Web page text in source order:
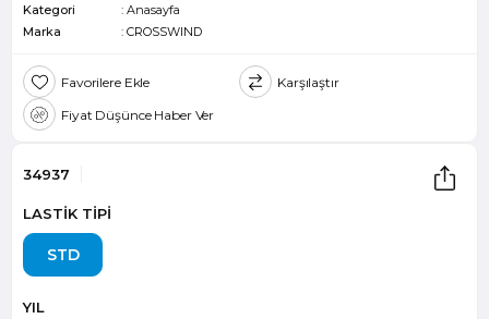
Kategori
: Anasayfa
Marka
: CROSSWIND
Favorilere Ekle
Karşılaştır
Fiyat Düşünce Haber Ver
34937
LASTİK TİPİ
STD
YIL